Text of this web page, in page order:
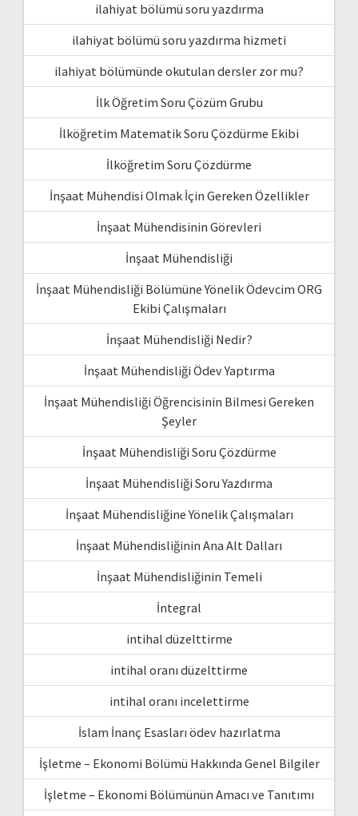
ilahiyat bölümü soru yazdırma
ilahiyat bölümü soru yazdırma hizmeti
ilahiyat bölümünde okutulan dersler zor mu?
İlk Öğretim Soru Çözüm Grubu
İlköğretim Matematik Soru Çözdürme Ekibi
İlköğretim Soru Çözdürme
İnşaat Mühendisi Olmak İçin Gereken Özellikler
İnşaat Mühendisinin Görevleri
İnşaat Mühendisliği
İnşaat Mühendisliği Bölümüne Yönelik Ödevcim ORG
Ekibi Çalışmaları
İnşaat Mühendisliği Nedir?
İnşaat Mühendisliği Ödev Yaptırma
İnşaat Mühendisliği Öğrencisinin Bilmesi Gereken
Şeyler
İnşaat Mühendisliği Soru Çözdürme
İnşaat Mühendisliği Soru Yazdırma
İnşaat Mühendisliğine Yönelik Çalışmaları
İnşaat Mühendisliğinin Ana Alt Dalları
İnşaat Mühendisliğinin Temeli
İntegral
intihal düzelttirme
intihal oranı düzelttirme
intihal oranı incelettirme
İslam İnanç Esasları ödev hazırlatma
İşletme – Ekonomi Bölümü Hakkında Genel Bilgiler
İşletme – Ekonomi Bölümünün Amacı ve Tanıtımı